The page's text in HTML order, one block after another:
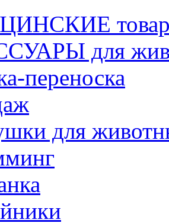
для
переноска
для